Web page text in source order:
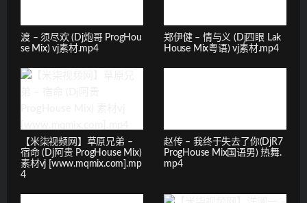
渡 – 须尽欢 (Dj炮哥 ProgHou
se Mix) vj素材.mp4
郑伊健 – 情与义 (Dj四眼 Lak
House Mix粤语) vj素材.mp4
【米柒视频网】草原兄弟 –
宿命 (Dj阿贵 ProgHouse Mix)
素材vj [www.mqmix.com].mp
4
赵传 – 我终于失去了你(DjR7
ProgHouse Mix国语男) 热舞.
mp4